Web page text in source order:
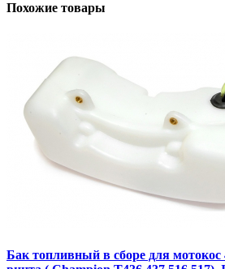
Похожие товары
Бак топливный в сборе для мотокос